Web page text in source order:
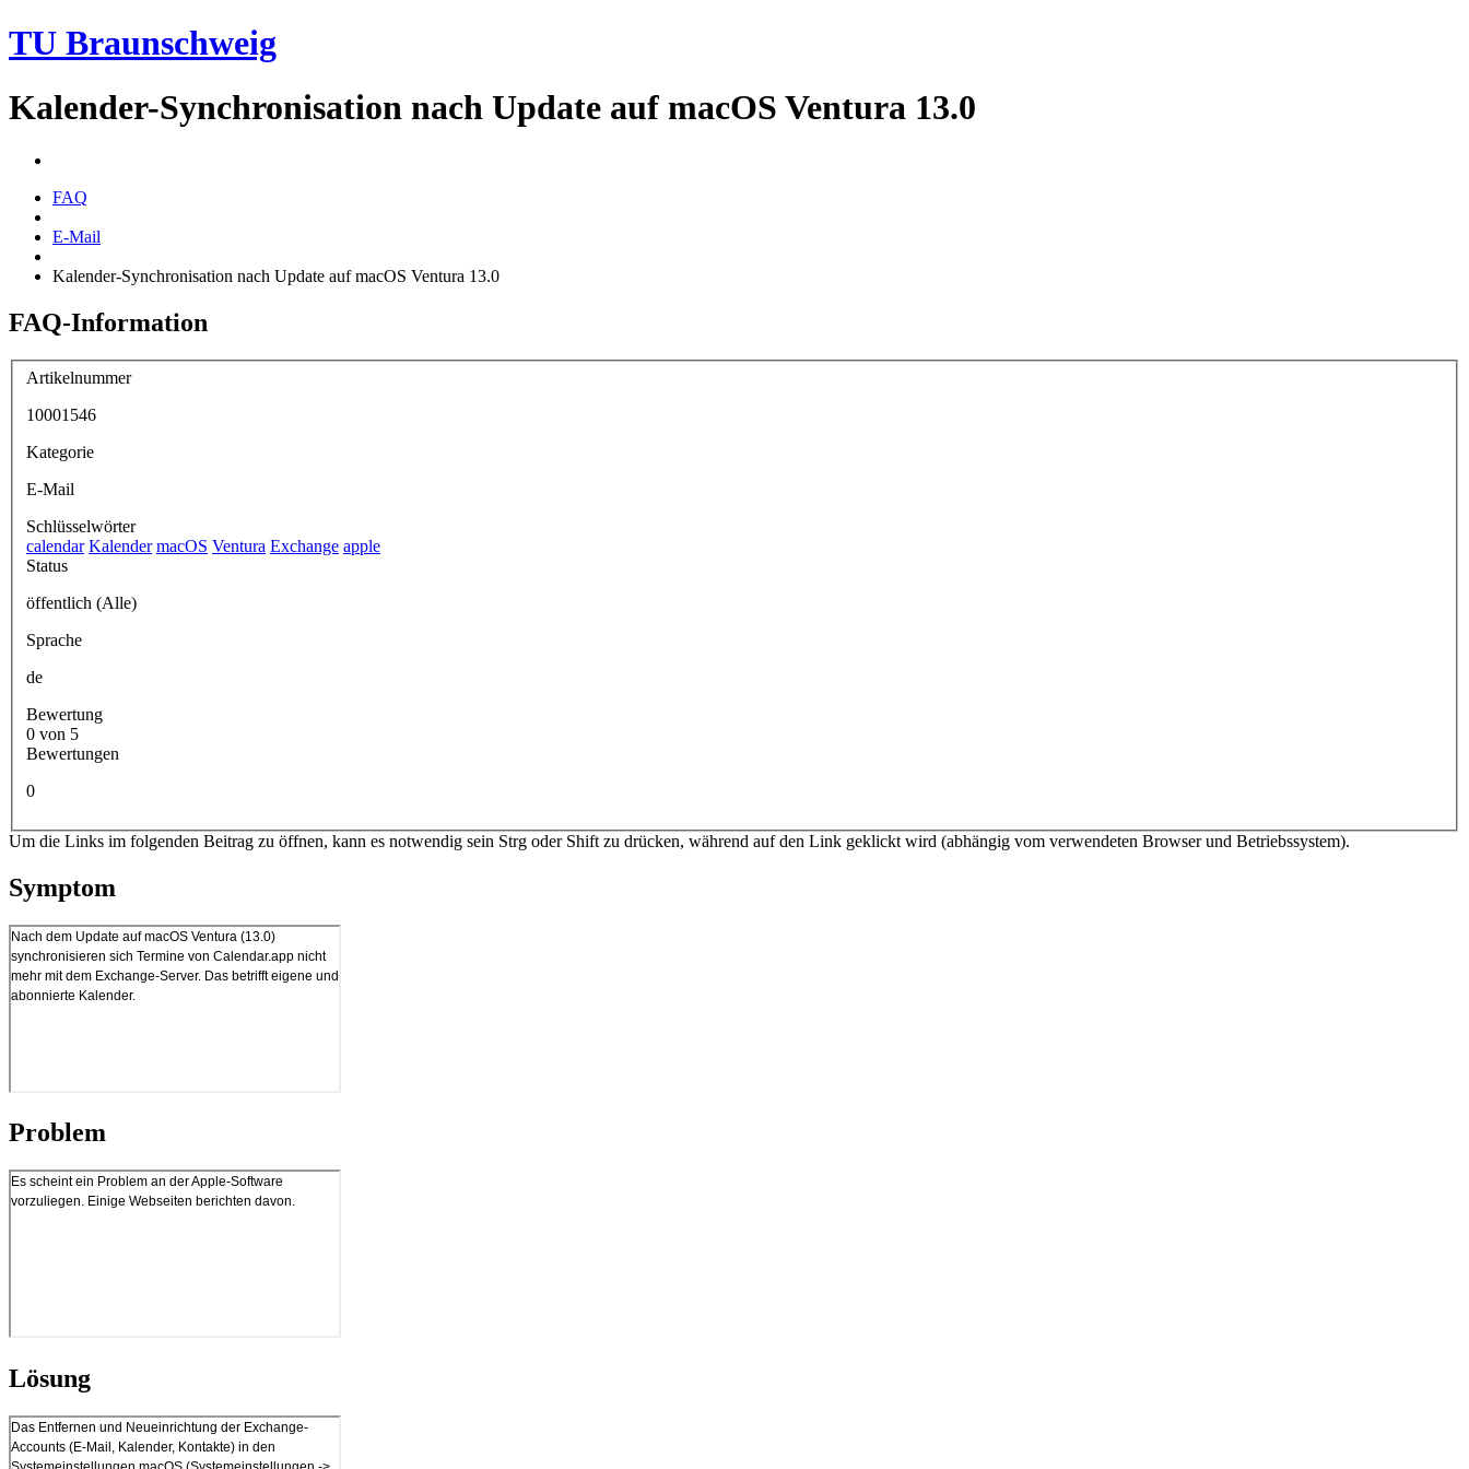
TU Braunschweig
Kalender-Synchronisation nach Update auf macOS Ventura 13.0
FAQ
E-Mail
Kalender-Synchronisation nach Update auf macOS Ventura 13.0
FAQ-Information
Artikelnummer
10001546
Kategorie
E-Mail
Schlüsselwörter
calendar Kalender macOS Ventura Exchange apple
Status
öffentlich (Alle)
Sprache
de
Bewertung
0 von 5
Bewertungen
0
Um die Links im folgenden Beitrag zu öffnen, kann es notwendig sein Strg oder Shift zu drücken, während auf den Link geklickt wird (abhängig vom verwendeten Browser und Betriebssystem).
Symptom
Problem
Lösung